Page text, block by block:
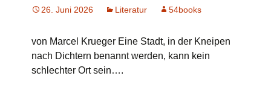
26. Juni 2026 Literatur 54books
von Marcel Krueger Eine Stadt, in der Kneipen
nach Dichtern benannt werden, kann kein
schlechter Ort sein….